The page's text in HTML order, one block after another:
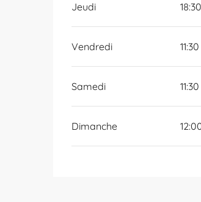
Jeudi
Vendredi
Samedi
Dimanche